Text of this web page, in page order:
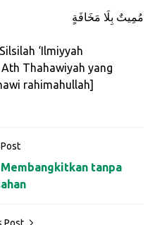
مُمِيتٌ بِلَا مَخَافَةٍ
‘Ilmiyyah
Thahawiyah yang
rahimahullah]
tanpa